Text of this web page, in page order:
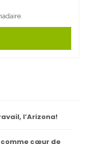
l’Arizona!
comme cœur de